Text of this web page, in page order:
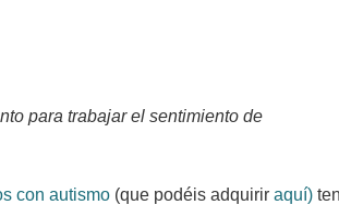
para trabajar el sentimiento de
con autismo (que podéis adquirir aquí)